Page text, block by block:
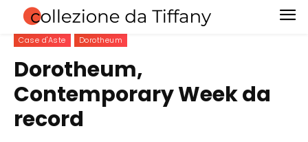
Case d'Aste Dorotheum
Dorotheum,
Contemporary Week da
record